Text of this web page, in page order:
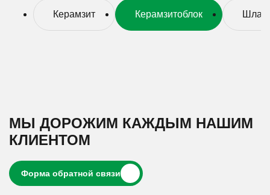
Керамзит Керамзитоблок
МЫ ДОРОЖИМ КАЖДЫМ НАШИМ
КЛИЕНТОМ
форма обратной связи